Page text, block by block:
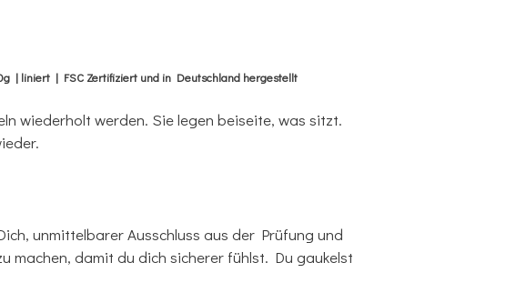
| liniert | FSC Zertifiziert und in Deutschland hergestellt
wiederholt werden. Sie legen beiseite, was sitzt.
unmittelbarer Ausschluss aus der Prüfung und
machen, damit du dich sicherer fühlst. Du gaukelst